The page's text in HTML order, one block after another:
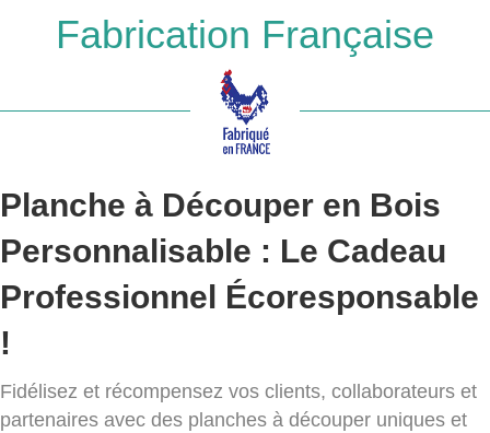
Fabrication Française
Planche à Découper en Bois
Personnalisable : Le Cadeau
Professionnel Écoresponsable
!
Fidélisez et récompensez vos clients, collaborateurs et
partenaires avec des planches à découper uniques et